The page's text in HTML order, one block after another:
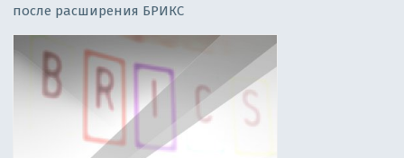
после расширения БРИКС